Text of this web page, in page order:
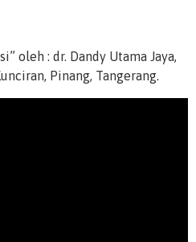
oleh : dr. Dandy Utama Jaya,
Pinang, Tangerang.